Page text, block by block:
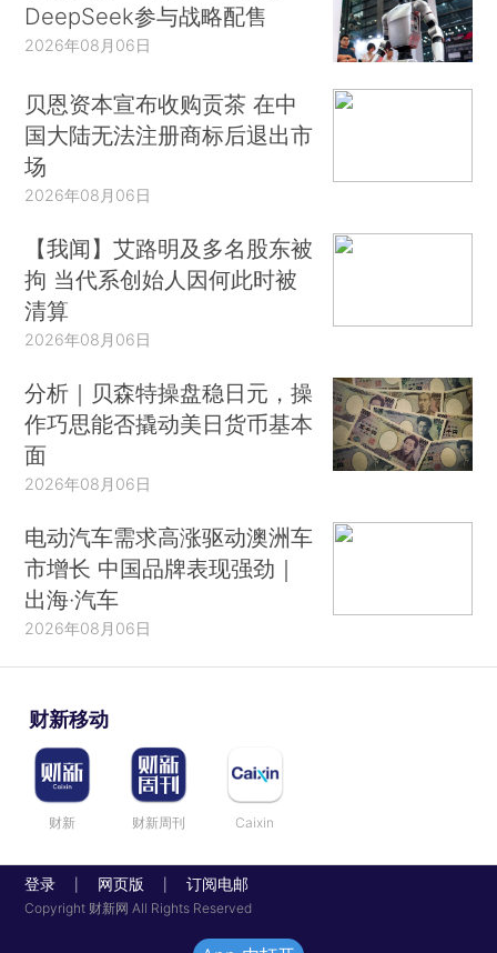
DeepSeek参与战略配售
2026年08月06日
贝恩资本宣布收购贡茶 在中
国大陆无法注册商标后退出市
场
2026年08月06日
【我闻】艾路明及多名股东被
拘 当代系创始人因何此时被
清算
2026年08月06日
分析｜贝森特操盘稳日元，操
作巧思能否撬动美日货币基本
面
2026年08月06日
电动汽车需求高涨驱动澳洲车
市增长 中国品牌表现强劲｜
出海·汽车
2026年08月06日
财新移动
财新 财新周刊 Caixin
登录 网页版 订阅电邮
Copyright 财新网 All Rights Reserved